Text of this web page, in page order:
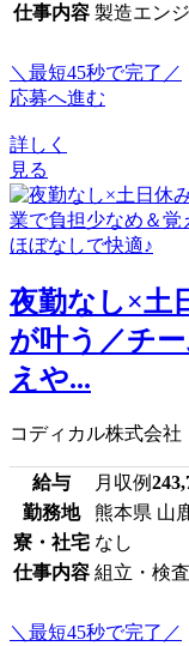
仕事内容 製造エン
＼最短45秒で完了／
応募へ進む
詳しく
見る
夜勤なし×土
が叶う／チ
えや...
コディカル株式会社
給与 月収例
勤務地
熊本県 山
寮・社宅 なし
仕事内容 組立・検
＼最短45秒で完了／